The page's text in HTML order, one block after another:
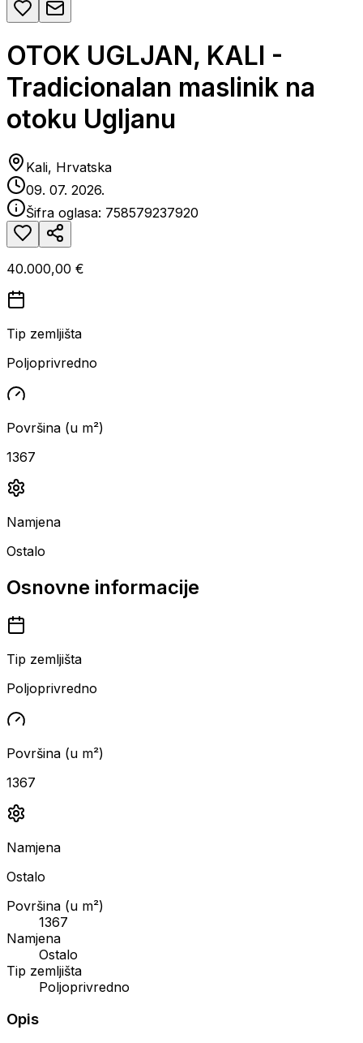
OTOK UGLJAN, KALI -
Tradicionalan maslinik na
otoku Ugljanu
Kali, Hrvatska
09. 07. 2026.
Šifra oglasa: 758579237920
40.000,00 €
Tip zemljišta
Poljoprivredno
Površina (u m²)
1367
Namjena
Ostalo
Osnovne informacije
Tip zemljišta
Poljoprivredno
Površina (u m²)
1367
Namjena
Ostalo
Površina (u m²)
1367
Namjena
Ostalo
Tip zemljišta
Poljoprivredno
Opis